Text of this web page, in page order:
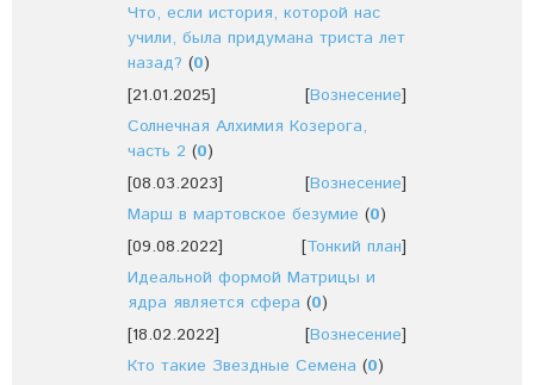
Что, если история, которой нас
учили, была придумана триста лет
назад? (0)
[21.01.2025]
[Вознесение]
Солнечная Алхимия Козерога,
часть 2 (0)
[08.03.2023]
[Вознесение]
Марш в мартовское безумие (0)
[09.08.2022]
[Тонкий план]
Идеальной формой Матрицы и
ядра является сфера (0)
[18.02.2022]
[Вознесение]
Кто такие Звездные Семена (0)